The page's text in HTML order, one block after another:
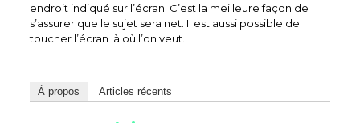
endroit indiqué sur l’écran. C’est la meilleure façon de
s’assurer que le sujet sera net. Il est aussi possible de
toucher l’écran là où l’on veut.
À propos Articles récents